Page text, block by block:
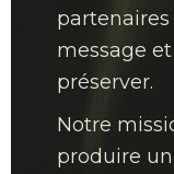
partenaires
message
préserver.
Notre
produire